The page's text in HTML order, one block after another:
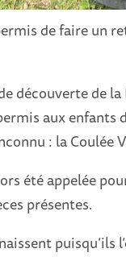
de faire un
découverte de
aux
: la Coulée
été appelée
présentes.